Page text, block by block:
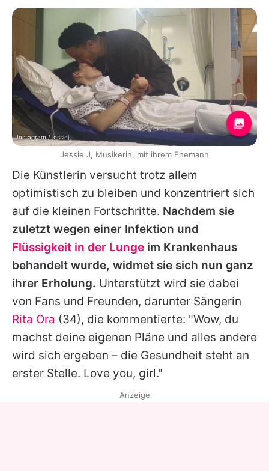
Die Künstlerin versucht trotz allem
optimistisch zu bleiben und konzentriert sich
auf die kleinen Fortschritte. Nachdem sie
zuletzt wegen einer Infektion und
Flüssigkeit in der Lunge im Krankenhaus
behandelt wurde, widmet sie sich nun ganz
ihrer Erholung. Unterstützt wird sie dabei
von Fans und Freunden, darunter Sängerin
Rita Ora (34), die kommentierte: "Wow, du
machst deine eigenen Pläne und alles andere
wird sich ergeben – die Gesundheit steht an
erster Stelle. Love you, girl."
Instagram / jessiej
Jessie J, Musikerin, mit ihrem Ehemann
Anzeige